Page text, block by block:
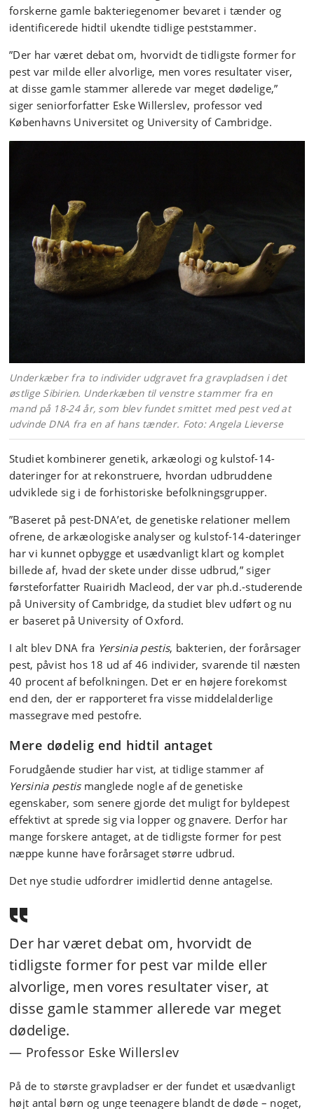
forskerne gamle bakteriegenomer bevaret i tænder og
identificerede hidtil ukendte tidlige peststammer.
”Der har været debat om, hvorvidt de tidligste former for
pest var milde eller alvorlige, men vores resultater viser,
at disse gamle stammer allerede var meget dødelige,”
siger seniorforfatter Eske Willerslev, professor ved
Københavns Universitet og University of Cambridge.
Underkæber fra to individer udgravet fra gravpladsen i det
østlige Sibirien. Underkæben til venstre stammer fra en
mand på 18-24 år, som blev fundet smittet med pest ved at
udvinde DNA fra en af hans tænder. Foto: Angela Lieverse
Studiet kombinerer genetik, arkæologi og kulstof-14-
dateringer for at rekonstruere, hvordan udbruddene
udviklede sig i de forhistoriske befolkningsgrupper.
”Baseret på pest-DNA’et, de genetiske relationer mellem
ofrene, de arkæologiske analyser og kulstof-14-dateringer
har vi kunnet opbygge et usædvanligt klart og komplet
billede af, hvad der skete under disse udbrud,” siger
førsteforfatter Ruairidh Macleod, der var ph.d.-studerende
på University of Cambridge, da studiet blev udført og nu
er baseret på University of Oxford.
I alt blev DNA fra Yersinia pestis, bakterien, der forårsager
pest, påvist hos 18 ud af 46 individer, svarende til næsten
40 procent af befolkningen. Det er en højere forekomst
end den, der er rapporteret fra visse middelalderlige
massegrave med pestofre.
Mere dødelig end hidtil antaget
Forudgående studier har vist, at tidlige stammer af
Yersinia pestismanglede nogle af de genetiske
egenskaber, som senere gjorde det muligt for byldepest
effektivt at sprede sig via lopper og gnavere. Derfor har
mange forskere antaget, at de tidligste former for pest
næppe kunne have forårsaget større udbrud.
Det nye studie udfordrer imidlertid denne antagelse.
Der har været debat om, hvorvidt de
tidligste former for pest var milde eller
alvorlige, men vores resultater viser, at
disse gamle stammer allerede var meget
dødelige.
Professor Eske Willerslev
På de to største gravpladser er der fundet et usædvanligt
højt antal børn og unge teenagere blandt de døde – noget,